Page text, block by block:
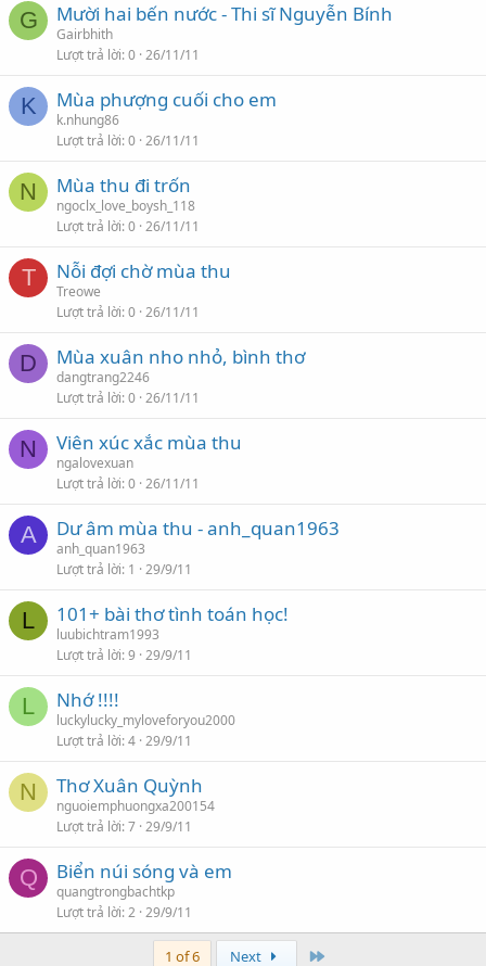
G Mười hai bến nước - Thi sĩ Nguyễn Bính
Gairbhith
Lượt trả lời 0 26/11/11
K Mùa phượng cuối cho em
k.nhung86
Lượt trả lời 0 26/11/11
N Mùa thu đi trốn
ngoclx_love_boysh_118
Lượt trả lời 0 26/11/11
T Nỗi đợi chờ mùa thu
Treowe
Lượt trả lời 0 26/11/11
D Mùa xuân nho nhỏ, bình thơ
dangtrang2246
Lượt trả lời 0 26/11/11
N Viên xúc xắc mùa thu
ngalovexuan
Lượt trả lời 0 26/11/11
A Dư âm mùa thu - anh_quan1963
anh_quan1963
Lượt trả lời 1 29/9/11
L 101+ bài thơ tình toán học!
luubichtram1993
Lượt trả lời 9 29/9/11
L Nhớ !!!!
luckylucky_myloveforyou2000
Lượt trả lời 4 29/9/11
N Thơ Xuân Quỳnh
nguoiemphuongxa200154
Lượt trả lời 7 29/9/11
Q Biển núi sóng và em
quangtrongbachtkp
Lượt trả lời 2 29/9/11
1 of 6 Next